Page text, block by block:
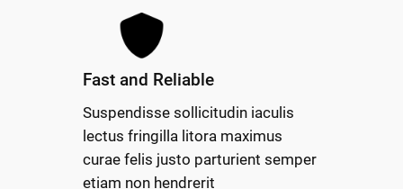
Fast and Reliable
Suspendisse sollicitudin iaculis
lectus fringilla litora maximus
curae felis justo parturient semper
etiam non hendrerit